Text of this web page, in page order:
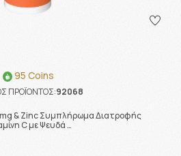
95 Coins
ΠΡΟΪΟΝΤΟΣ:92068
& Zinc Συμπλήρωμα Διατροφής
C με Ψευδά …